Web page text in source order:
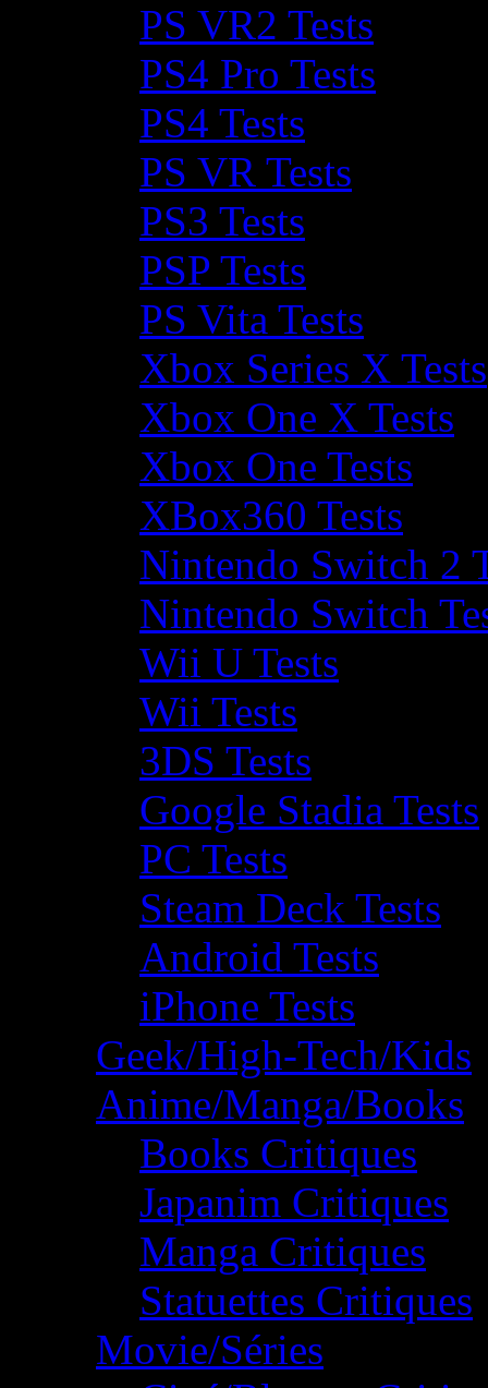
PS VR2 Tests
PS4 Pro Tests
PS4 Tests
PS VR Tests
PS3 Tests
PSP Tests
PS Vita Tests
Xbox Series X Tests
Xbox One X Tests
Xbox One Tests
XBox360 Tests
Nintendo Switch 2
Nintendo Switch
Wii U Tests
Wii Tests
3DS Tests
Google Stadia Tests
PC Tests
Steam Deck Tests
Android Tests
iPhone Tests
Geek/High-Tech/Kids
Anime/Manga/Books
Books Critiques
Japanim Critiques
Manga Critiques
Statuettes Critiques
Movie/Séries